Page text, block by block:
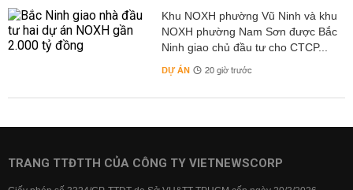
Khu NOXH phường Vũ Ninh và khu
NOXH phường Nam Sơn được Bắc
Ninh giao chủ đầu tư cho CTCP...
DỰ ÁN 20 giờ trước
TRANG TTĐTTH CỦA CÔNG TY VIETNEWSCORP